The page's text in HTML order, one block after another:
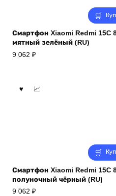
Смартфон Xiaomi Redmi 15C
мятный зелёный (RU)
9 062 ₽
Смартфон Xiaomi Redmi 15C
полуночный чёрный (RU)
9 062 ₽